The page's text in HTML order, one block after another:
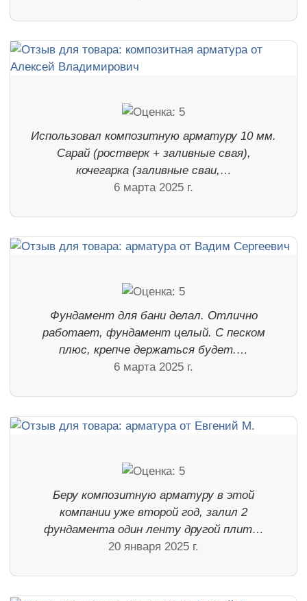
Использовал композитную арматуру 10 мм.
Сарай (ростверк + заливные свая),
кочегарка (заливные сваи,…
6 марта 2025 г.
Фундамент для бани делал. Отлично
работает, фундамент целый. С песком
плюс, крепче держаться будет.…
6 марта 2025 г.
Беру композитную арматуру в этой
компании уже второй год, залил 2
фундамента один ленту другой плит…
20 января 2025 г.